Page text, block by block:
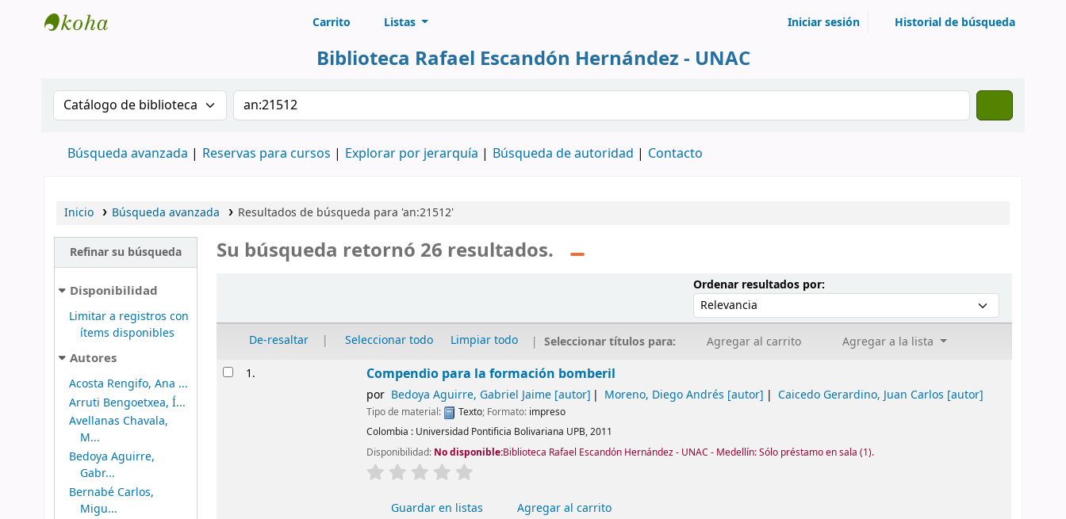
Biblioteca Rafael Escandón Hernández
Carrito Listas Iniciar sesión Historial de búsqueda
Biblioteca Rafael Escandón Hernández - UNAC
Buscar en el catálogo por:Buscar en el catálogo
Búsqueda avanzada Reservas para cursos Explorar por jerarquía Búsqueda de autoridad Contacto
Inicio Búsqueda avanzada Resultados de búsqueda para 'an:21512'
Refinar su búsqueda
Disponibilidad
Limitar a registros con
ítems disponibles
Autores
Acosta Rengifo, Ana ...
Arruti Bengoetxea, Í...
Avellanas Chavala,
M...
Bedoya Aguirre,
Gabr...
Bernabé Carlos,
Migu...
Su búsqueda retornó 26 resultados.
Ordenar resultados por:Ordenar por:
De-resaltar Seleccionar todo Limpiar todo Seleccionar títulos para: Agregar al carrito Agregar a la lista
Resultados
1. Compendio para la formación bomberil
por Bedoya Aguirre, Gabriel Jaime[autor] Moreno, Diego Andrés [autor] Caicedo Gerardino, Juan Carlos [autor]
Tipo de material: Texto; Formato: impreso
Colombia : Universidad Pontificia Bolivariana UPB,2011
Disponibilidad: No disponible:Biblioteca Rafael Escandón Hernández - UNAC - Medellín: Sólo préstamo en sala (1).
valoración
Guardar en listas Agregar al carrito